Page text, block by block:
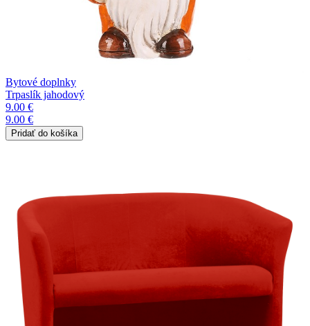
Bytové doplnky
Trpaslík jahodový
9.00 €
9.00 €